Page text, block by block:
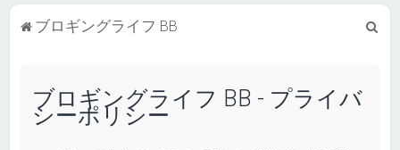
ブロギングライフ BB
ブロギングライフ BB - プライバ
シーポリシー